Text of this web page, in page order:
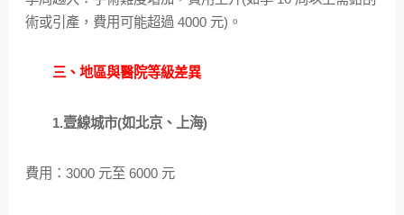
術或引產，費用可能超過 4000 元)。
三、地區與醫院等級差異
1.壹線城市(如北京、上海)
費用：3000 元至 6000 元